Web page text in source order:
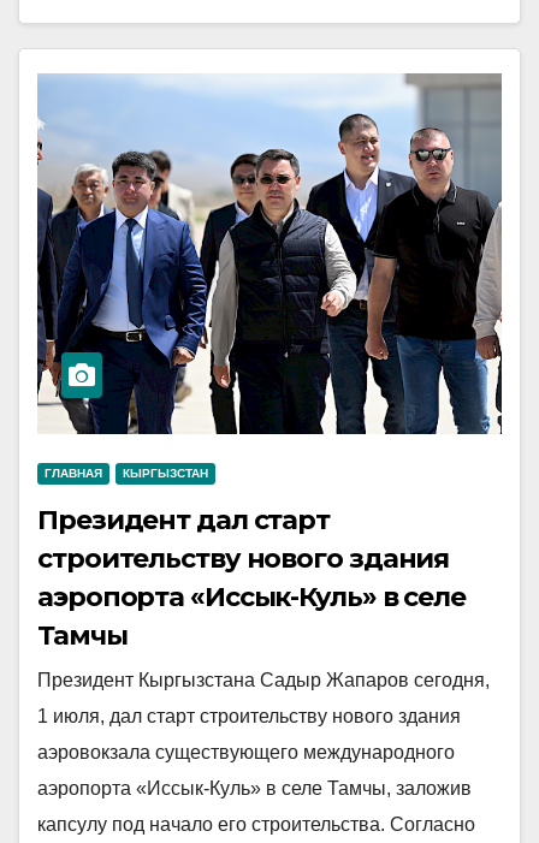
ГЛАВНАЯ КЫРГЫЗСТАН
Президент дал старт
строительству нового здания
аэропорта «Иссык-Куль» в селе
Тамчы
Президент Кыргызстана Садыр Жапаров сегодня,
1 июля, дал старт строительству нового здания
аэровокзала существующего международного
аэропорта «Иссык-Куль» в селе Тамчы, заложив
капсулу под начало его строительства. Согласно